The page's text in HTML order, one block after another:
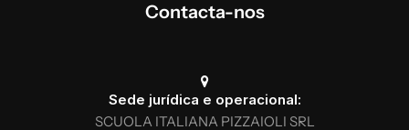
Contacta-nos
Sede jurídica e operacional:
SCUOLA ITALIANA PIZZAIOLI SRL